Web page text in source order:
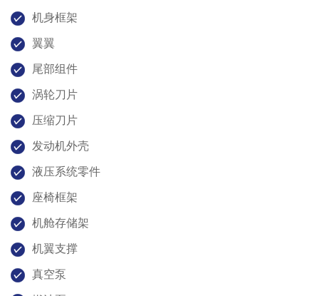
机身框架
翼翼
尾部组件
涡轮刀片
压缩刀片
发动机外壳
液压系统零件
座椅框架
机舱存储架
机翼支撑
真空泵